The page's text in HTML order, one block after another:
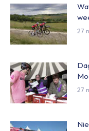
27
27